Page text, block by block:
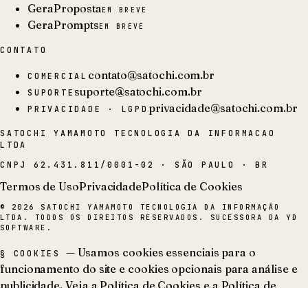
GeraPropostaEM BREVE
GeraPromptsEM BREVE
CONTATO
COMERCIAL contato@satochi.com.br
SUPORTEsuporte@satochi.com.br
PRIVACIDADE · LGPD privacidade@satochi.com.br
SATOCHI YAMAMOTO TECNOLOGIA DA INFORMACAO
LTDA
CNPJ 62.431.811/0001-02 · SÃO PAULO · BR
Termos de UsoPrivacidadePolítica de Cookies
© 2026
SATOCHI YAMAMOTO TECNOLOGIA DA INFORMAÇÃO
LTDA. TODOS OS DIREITOS RESERVADOS. SUCESSORA DA YD
SOFTWARE.
§ COOKIES
— Usamos cookies essenciais para o
funcionamento do site e cookies opcionais para análise e
publicidade. Veja a Política de Cookies e a Política de